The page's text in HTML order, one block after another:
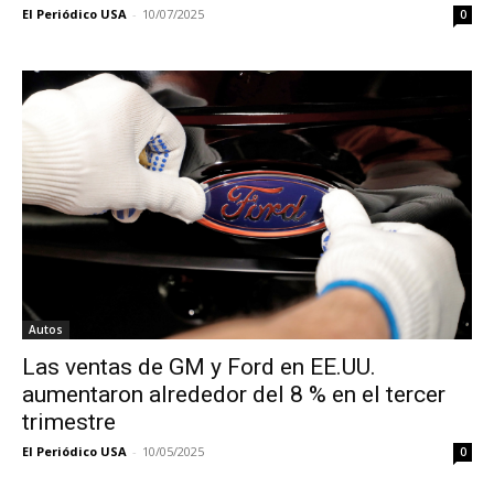
El Periódico USA - 10/07/2025 0
Autos
Las ventas de GM y Ford en EE.UU.
aumentaron alrededor del 8 % en el tercer
trimestre
El Periódico USA - 10/05/2025 0